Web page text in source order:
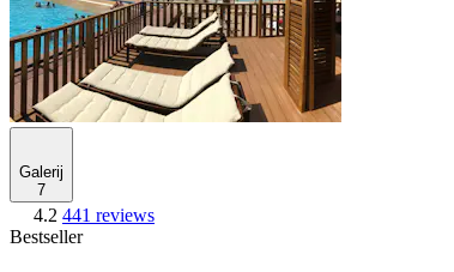
Galerij
7
4.2 441 reviews
Bestseller